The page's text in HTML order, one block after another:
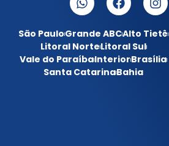
São PauloGrande ABCAlto Tietê
Litoral NorteLitoral Sul
Vale do ParaíbaInteriorBrasília
Santa CatarinaBahia